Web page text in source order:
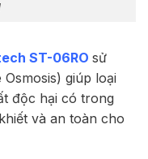
ST-06RO sử
giúp loại
độc hại có trong
và an toàn cho